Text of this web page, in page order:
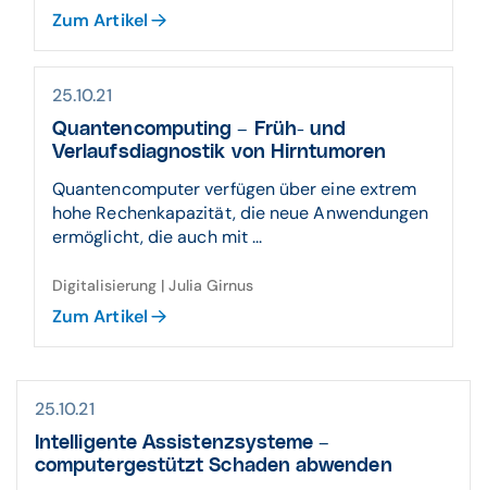
Zum Artikel
25.10.21
Quantencomputing – Früh- und
Verlaufsdiagnostik von Hirntumoren
Quantencomputer verfügen über eine extrem
hohe Rechenkapazität, die neue Anwendungen
ermöglicht, die auch mit ...
Digitalisierung | Julia Girnus
Zum Artikel
25.10.21
Intelligente Assistenzsysteme –
computergestützt Schaden abwenden